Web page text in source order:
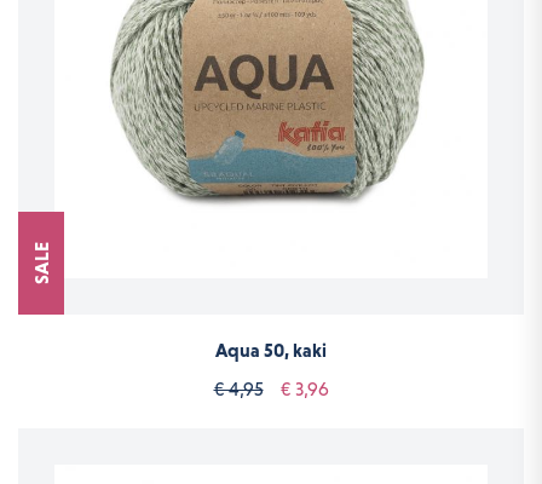
SALE
Aqua 50, kaki
€ 4,95
€ 3,96